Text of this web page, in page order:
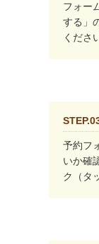
フォー
する」
くださ
予約フ
いか確
ク（タ